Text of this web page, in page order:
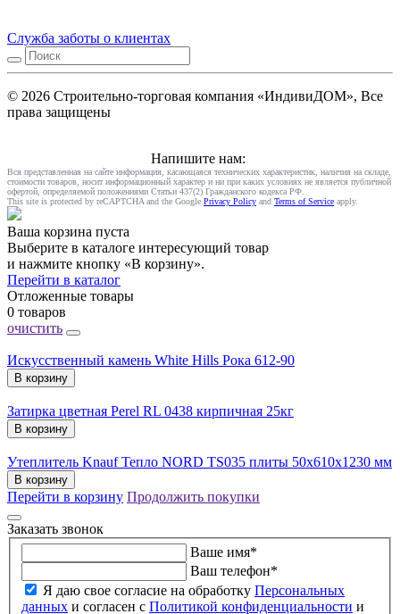
Служба заботы о клиентах
© 2026 Строительно-торговая компания «ИндивиДОМ», Все
права защищены
Напишите нам:
Вся представленная на сайте информация, касающаяся технических характеристик, наличия на складе,
стоимости товаров, носит информационный характер и ни при каких условиях не является публичной
офертой, определяемой положениями Статьи 437(2) Гражданского кодекса РФ.
This site is protected by reCAPTCHA and the Google Privacy Policy and Terms of Service apply.
Ваша корзина пуста
Выберите в каталоге интересующий товар
и нажмите кнопку «В корзину».
Перейти в каталог
Отложенные товары
0 товаров
очистить
Искусственный камень White Hills Рока 612-90
В корзину
Затирка цветная Perel RL 0438 кирпичная 25кг
В корзину
Утеплитель Knauf Тепло NORD TS035 плиты 50х610х1230 мм
В корзину
Перейти в корзину Продолжить покупки
Заказать звонок
Ваше имя*
Ваш телефон*
Я даю свое согласие на обработку Персональных
данных и согласен с Политикой конфиденциальности и